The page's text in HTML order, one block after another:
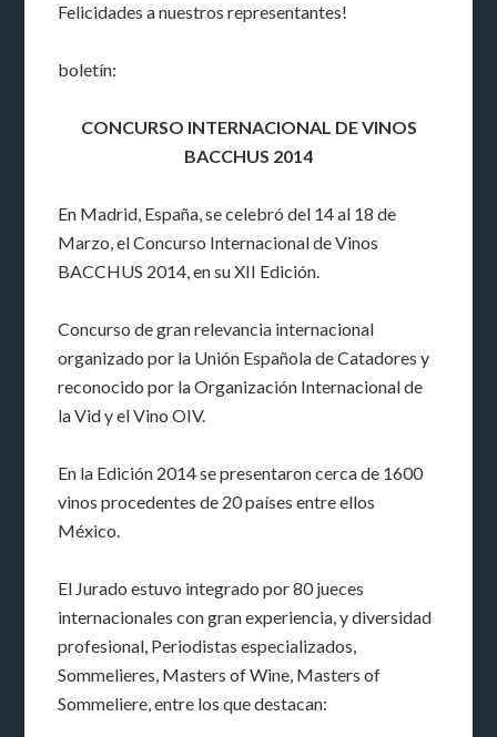
Felicidades a nuestros representantes!
boletín:
CONCURSO INTERNACIONAL DE VINOS
BACCHUS 2014
En Madrid, España, se celebró del 14 al 18 de
Marzo, el Concurso Internacional de Vinos
BACCHUS 2014, en su XII Edición.
Concurso de gran relevancia internacional
organizado por la Unión Española de Catadores y
reconocido por la Organización Internacional de
la Vid y el Vino OIV.
En la Edición 2014 se presentaron cerca de 1600
vinos procedentes de 20 países entre ellos
México.
El Jurado estuvo integrado por 80 jueces
internacionales con gran experiencia, y diversidad
profesional, Periodistas especializados,
Sommelieres, Masters of Wine, Masters of
Sommeliere, entre los que destacan: